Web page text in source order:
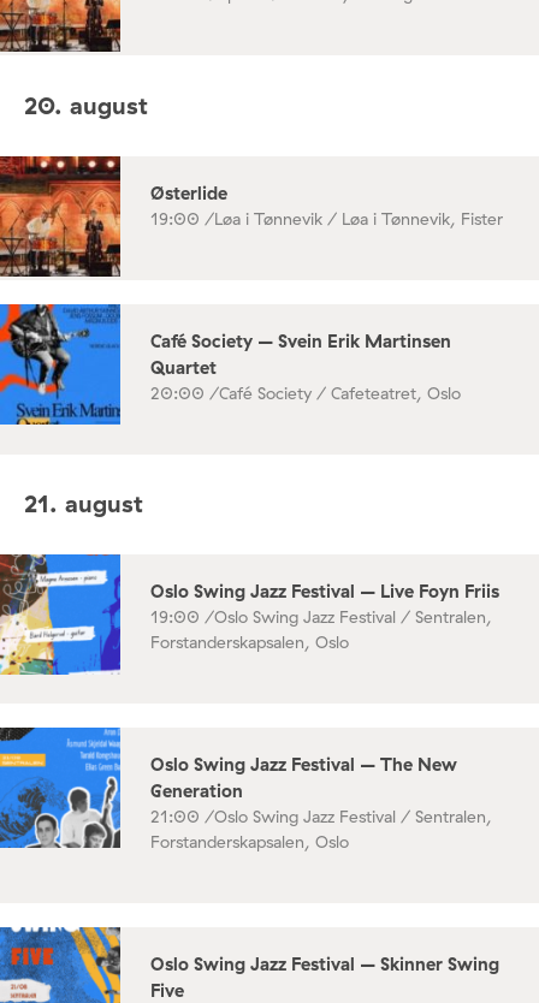
20. august
Østerlide
19:00 /Løa i Tønnevik / Løa i Tønnevik, Fister
Café Society – Svein Erik Martinsen
Quartet
20:00 /Café Society / Cafeteatret, Oslo
21. august
Oslo Swing Jazz Festival – Live Foyn Friis
19:00 /Oslo Swing Jazz Festival / Sentralen,
Forstanderskapsalen, Oslo
Oslo Swing Jazz Festival – The New
Generation
21:00 /Oslo Swing Jazz Festival / Sentralen,
Forstanderskapsalen, Oslo
Oslo Swing Jazz Festival – Skinner Swing
Five